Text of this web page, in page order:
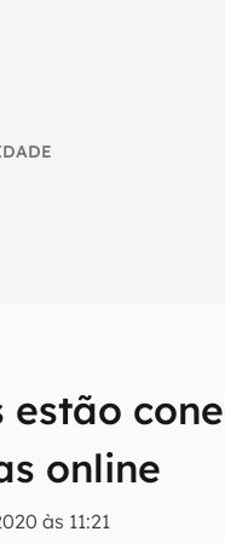
estão
online
às 11:21
sobre tecnologia